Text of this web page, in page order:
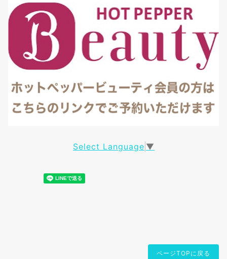
Select Language ▼
ページTOPに戻る